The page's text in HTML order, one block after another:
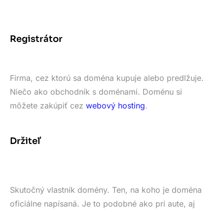
Registrátor
Firma, cez ktorú sa doména kupuje alebo predlžuje.
Niečo ako obchodník s doménami. Doménu si
môžete zakúpiť cez webový hosting.
Držiteľ
Skutočný vlastník domény. Ten, na koho je doména
oficiálne napísaná. Je to podobné ako pri aute, aj